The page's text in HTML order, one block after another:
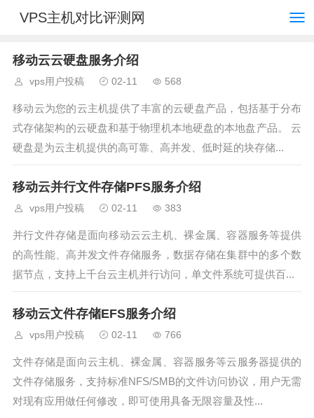
VPS主机对比评测网
移动云云硬盘服务介绍
vps用户投稿 02-11 568
移动云为您的云主机提供了丰富的云硬盘产品，包括基于分布
式存储架构的云硬盘和基于物理机本地硬盘的本地盘产品。 云
硬盘是为云主机提供的高可靠、高并发、低时延的块存储...
移动云并行文件存储PFS服务介绍
vps用户投稿 02-11 383
并行文件存储是面向移动云云主机、裸金属、容器服务等提供
的高性能、高并发文件存储服务，数据存储在集群中的多个数
据节点，支持上千台云主机并行访问，单文件系统可提供百...
移动云文件存储EFS服务介绍
vps用户投稿 02-11 766
文件存储是面向云主机、裸金属、容器服务等云服务器提供的
文件存储服务，支持标准NFS/SMB的文件访问协议，用户无需
对现有应用做任何修改，即可使用具备无限容量及性...